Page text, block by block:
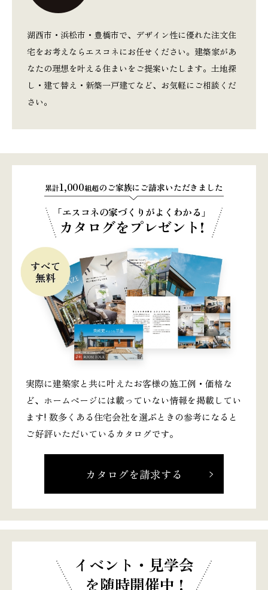
湖西市・浜松市・豊橋市で、デザイン性に優れた注文住
宅をお考えならエスコネにお任せください。建築家があ
なたの理想を叶える住まいをご提案いたします。土地探
し・建て替え・新築一戸建てなど、お気軽にご相談くだ
さい。
累計1,000組超のご家族にご請求いただきました
「エスコネの家づくりがよくわかる」
カタログをプレゼント!
実際に建築家と共に叶えたお客様の施工例・価格な
ど、ホームページには載っていない情報を掲載してい
ます! 数多くある住宅会社を選ぶときの参考になると
ご好評いただいているカタログです。
カタログを請求する
イベント・見学会
を随時開催中 !